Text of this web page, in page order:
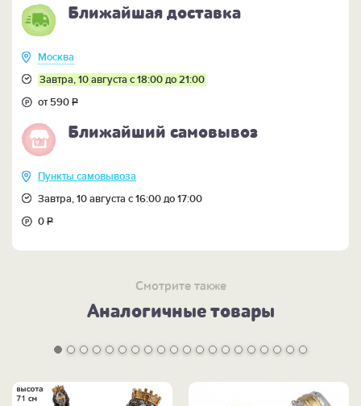
Ближайшая доставка
Москва
Завтра, 10 августа с 18:00 до 21:00
от 590Р
Ближайший самовывоз
Пункты самовывоза
Завтра, 10 августа с 16:00 до 17:00
0Р
Смотрите также
Аналогичные товары